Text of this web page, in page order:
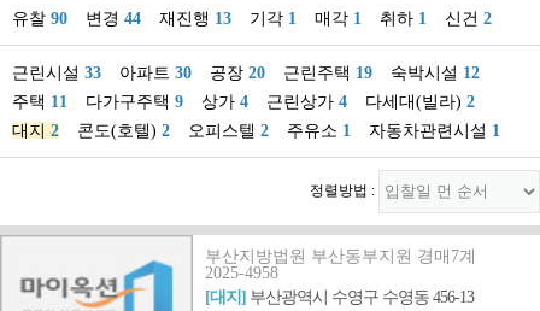
유찰 90 변경 44 재진행 13 기각 1 매각 1 취하 1 신건 2
근린시설 33 아파트 30 공장 20 근린주택 19 숙박시설 12
주택 11 다가구주택 9 상가 4 근린상가 4 다세대(빌라) 2
대지 2 콘도(호텔) 2 오피스텔 2 주유소 1 자동차관련시설 1
정렬방법 :
부산지방법원 부산동부지원 경매7계
2025-4958
[대지] 부산광역시 수영구 수영동 456-13